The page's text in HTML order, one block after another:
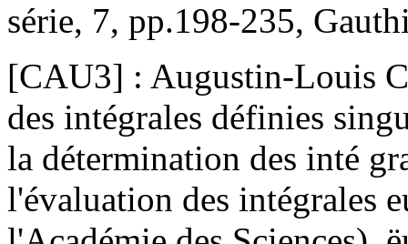
série, 7, pp.198-235,
[CAU3] : Augustin-Louis
des intégrales définies
la détermination des inté
l'évaluation des intégrales